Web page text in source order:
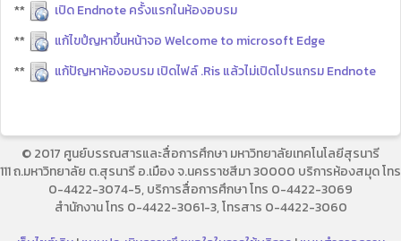
**
เปิด Endnote ครั้งแรกในห้องอบรม
**
แก้ไขปํญหาขึ้นหน้าจอ Welcome to microsoft Edge
**
แก้ปัญหาห้องอบรม เปิดไฟล์ .Ris แล้วไม่เปิดโปรแกรม Endnote
© 2017 ศูนย์บรรณสารและสื่อการศึกษา มหาวิทยาลัยเทคโนโลยีสุรนารี
111 ถ.มหาวิทยาลัย ต.สุรนารี อ.เมือง จ.นครราชสีมา 30000 บริการห้องสมุด โทร
0-4422-3074-5, บริการสื่อการศึกษา โทร 0-4422-3069
สำนักงาน โทร 0-4422-3061-3, โทรสาร 0-4422-3060